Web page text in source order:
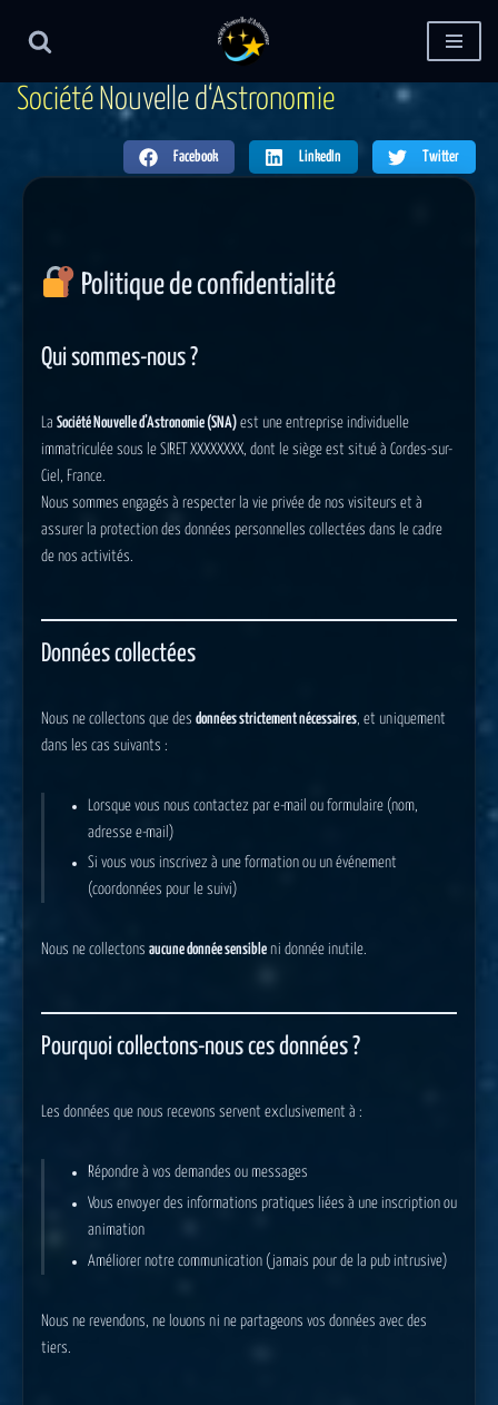
au
contenu
Société Nouve e d‘Astronomie
Facebook LinkedIn Twitter
Politique de confidentialité
Qui sommes-nous ?
La Société Nouvelle d’Astronomie (SNA) est une entreprise individuelle
immatriculée sous le SIRET XXXXXXXX, dont le siège est situé à Cordes-sur-
Ciel, France.
Nous sommes engagés à respecter la vie privée de nos visiteurs et à
assurer la protection des données personnelles collectées dans le cadre
de nos activités.
Données collectées
Nous ne collectons que des données strictement nécessaires , et uniquement
dans les cas suivants :
Lorsque vous nous contactez par e-mail ou formulaire (nom,
adresse e-mail)
Si vous vous inscrivez à une formation ou un événement
(coordonnées pour le suivi)
Nous ne collectons aucune donnée sensible ni donnée inutile.
Pourquoi collectons-nous ces données ?
Les données que nous recevons servent exclusivement à :
Répondre à vos demandes ou messages
Vous envoyer des informations pratiques liées à une inscription ou
animation
Améliorer notre communication (jamais pour de la pub intrusive)
Nous ne revendons, ne louons ni ne partageons vos données avec des
tiers.